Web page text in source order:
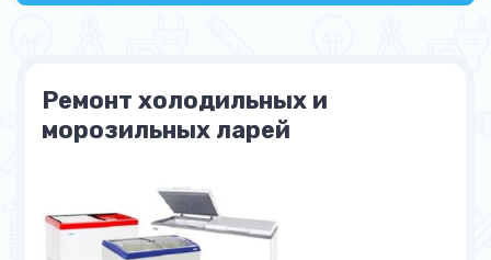
Ремонт холодильных и
морозильных ларей